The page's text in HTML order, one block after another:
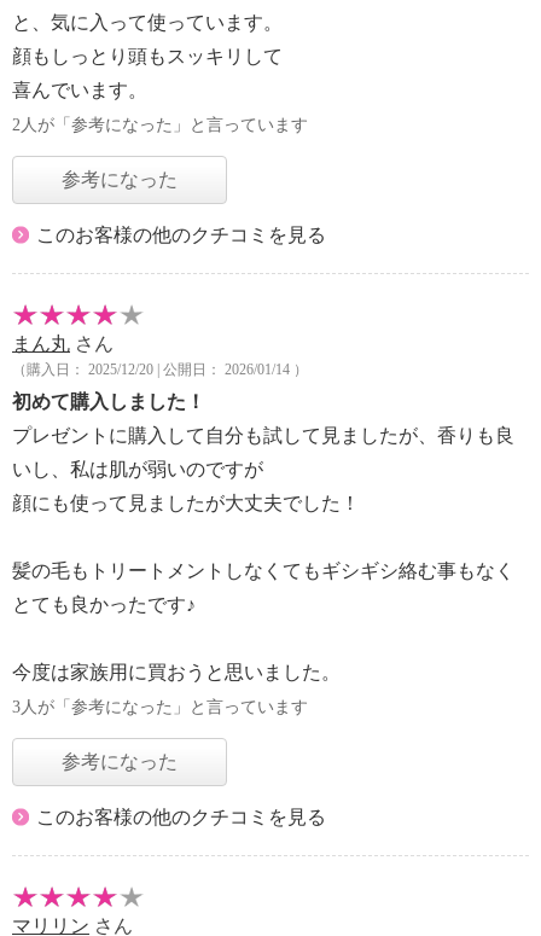
と、気に入って使っています。
顔もしっとり頭もスッキリして
喜んでいます。
2人が「参考になった」と言っています
参考になった
このお客様の他のクチコミを見る
まん丸 さん
（購入日： 2025/12/20 | 公開日： 2026/01/14 ）
初めて購入しました！
プレゼントに購入して自分も試して見ましたが、香りも良
いし、私は肌が弱いのですが
顔にも使って見ましたが大丈夫でした！
髪の毛もトリートメントしなくてもギシギシ絡む事もなく
とても良かったです♪
今度は家族用に買おうと思いました。
3人が「参考になった」と言っています
参考になった
このお客様の他のクチコミを見る
マリリン さん